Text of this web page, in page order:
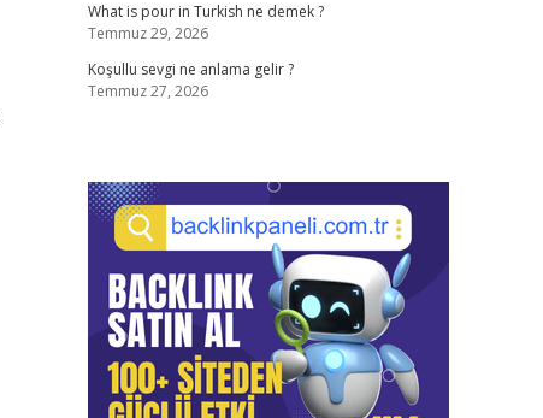
What is pour in Turkish ne demek ?
Temmuz 29, 2026
Koşullu sevgi ne anlama gelir ?
Temmuz 27, 2026